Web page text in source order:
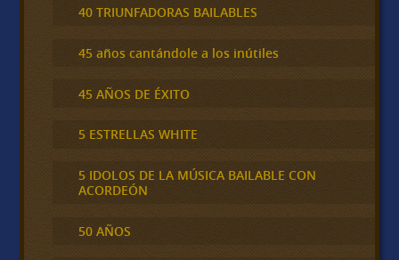
40 TRIUNFADORAS BAILABLES
45 años cantándole a los inútiles
45 AÑOS DE ÉXITO
5 ESTRELLAS WHITE
5 IDOLOS DE LA MÚSICA BAILABLE CON
ACORDEÓN
50 AÑOS